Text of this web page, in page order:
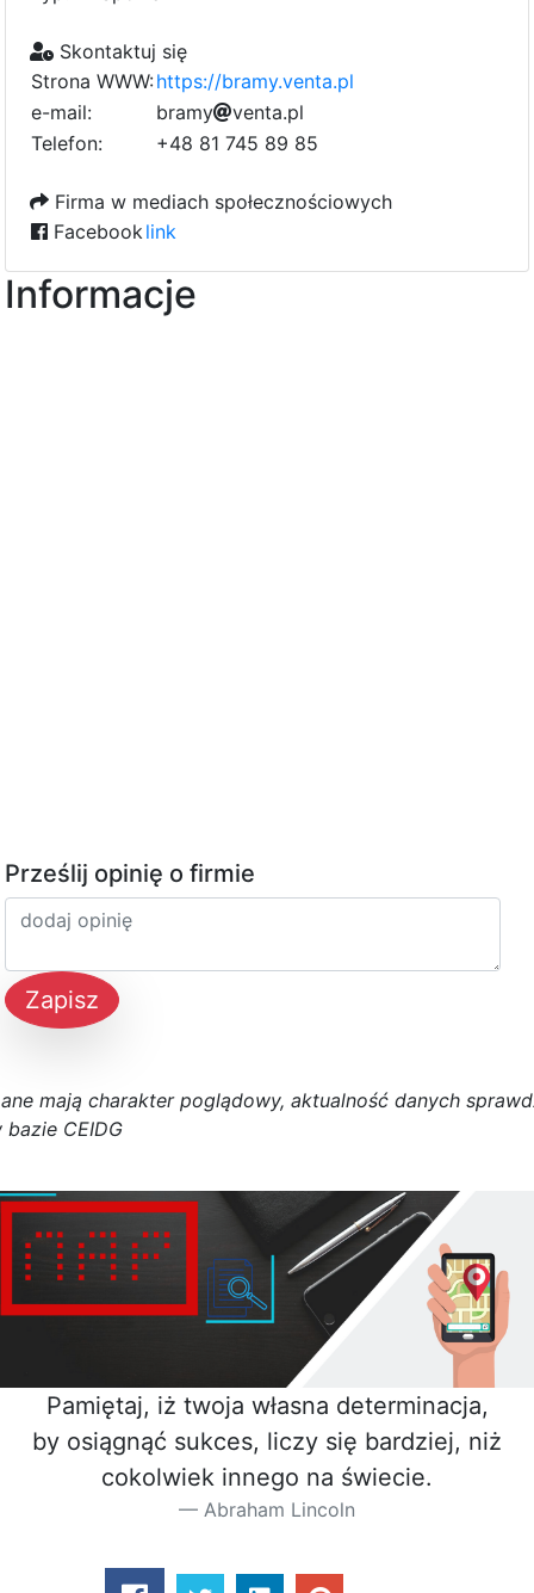
Skontaktuj się
Strona WWW:https://bramy.venta.pl
e-mail:
bramd
y 4
vb
8
enta.pl
Telefon:
+48 81 745 89 85
Firma w mediach społecznościowych
Facebook link
Informacje
Prześlij opinię o firmie
Zapisz
ane mają charakter poglądowy, aktualność danych sprawd
bazie CEIDG
Pamiętaj, iż twoja własna determinacja,
by osiągnąć sukces, liczy się bardziej, niż
cokolwiek innego na świecie.
Abraham Lincoln